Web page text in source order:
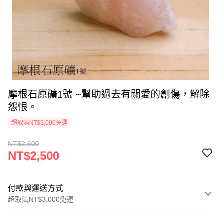
摩根石原礦1號 ~幫助過去有關愛的創傷，解除
怨恨。
超取滿NT$3,000免運
NT$2,600
NT$2,500
付款與運送方式
超取滿NT$3,000免運